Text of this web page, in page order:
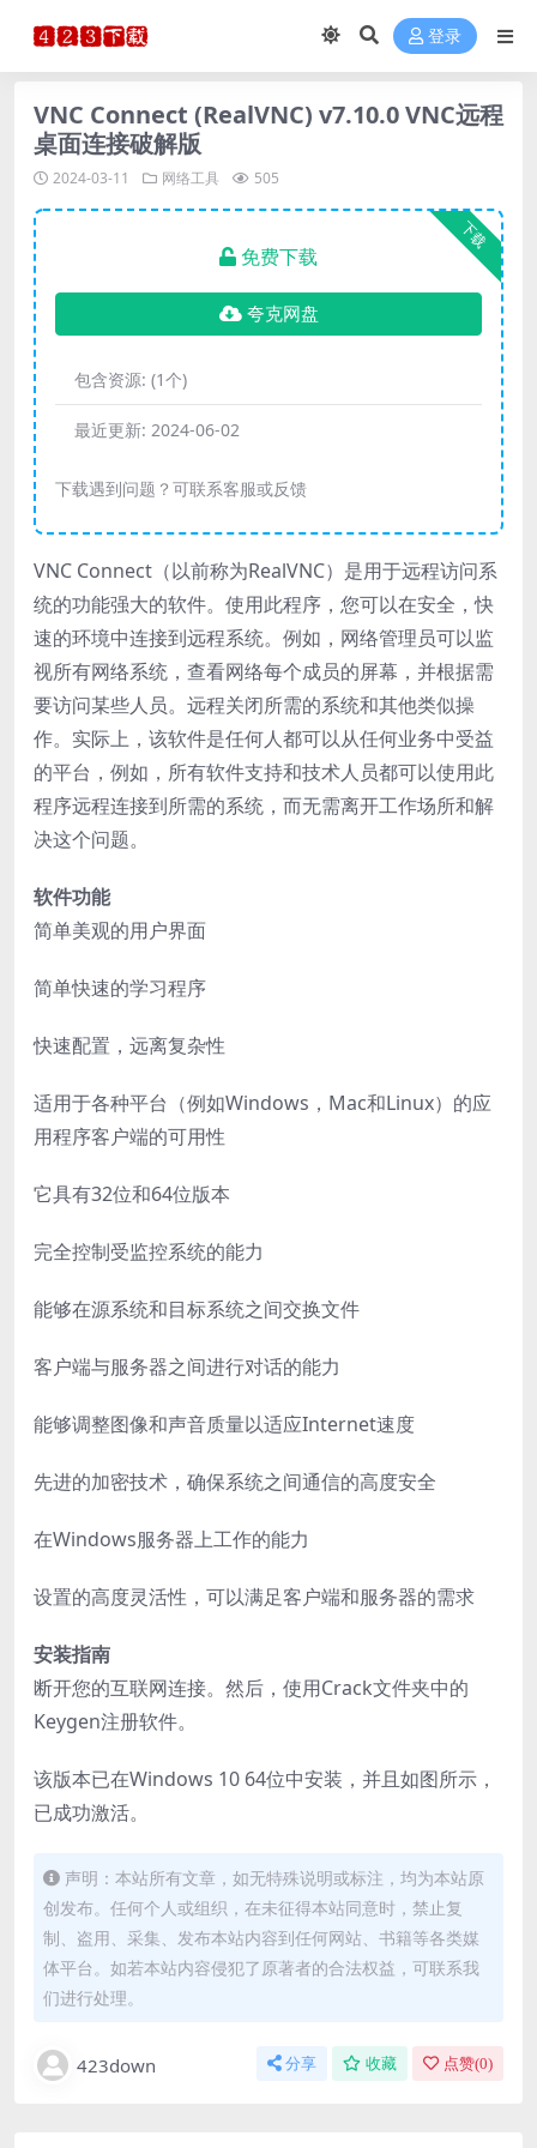
登录
VNC Connect (RealVNC) v7.10.0 VNC远程
桌面连接破解版
2024-03-11 网络工具 505
下载
免费下载
夸克网盘
包含资源: (1个)
最近更新: 2024-06-02
下载遇到问题？可联系客服或反馈
VNC Connect（以前称为RealVNC）是用于远程访问系
统的功能强大的软件。使用此程序，您可以在安全，快
速的环境中连接到远程系统。例如，网络管理员可以监
视所有网络系统，查看网络每个成员的屏幕，并根据需
要访问某些人员。远程关闭所需的系统和其他类似操
作。实际上，该软件是任何人都可以从任何业务中受益
的平台，例如，所有软件支持和技术人员都可以使用此
程序远程连接到所需的系统，而无需离开工作场所和解
决这个问题。
软件功能
简单美观的用户界面
简单快速的学习程序
快速配置，远离复杂性
适用于各种平台（例如Windows，Mac和Linux）的应
用程序客户端的可用性
它具有32位和64位版本
完全控制受监控系统的能力
能够在源系统和目标系统之间交换文件
客户端与服务器之间进行对话的能力
能够调整图像和声音质量以适应Internet速度
先进的加密技术，确保系统之间通信的高度安全
在Windows服务器上工作的能力
设置的高度灵活性，可以满足客户端和服务器的需求
安装指南
断开您的互联网连接。然后，使用Crack文件夹中的
Keygen注册软件。
该版本已在Windows 10 64位中安装，并且如图所示，
已成功激活。
声明：本站所有文章，如无特殊说明或标注，均为本站原
创发布。任何个人或组织，在未征得本站同意时，禁止复
制、盗用、采集、发布本站内容到任何网站、书籍等各类媒
体平台。如若本站内容侵犯了原著者的合法权益，可联系我
们进行处理。
423down 分享 收藏 点赞(0)